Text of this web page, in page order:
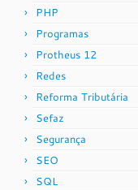
PHP
Programas
Protheus 12
Redes
Reforma Tributária
Sefaz
Segurança
SEO
SQL